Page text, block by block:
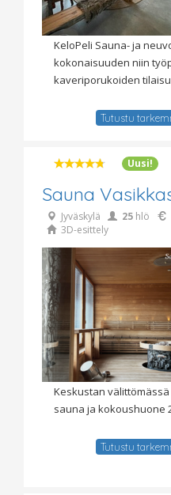
KeloPeli Sauna- ja
kokonaisuuden niin
kaveriporukoiden
Tutustu
Uusi!
Sauna
Jyväskylä 25 hlö
3D-esittely
Keskustan
sauna ja kokoushuone
Tutustu